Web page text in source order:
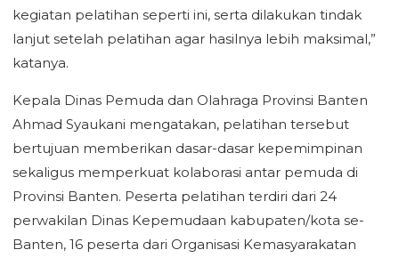
kegiatan pelatihan seperti ini, serta dilakukan tindak
lanjut setelah pelatihan agar hasilnya lebih maksimal,”
katanya.
Kepala Dinas Pemuda dan Olahraga Provinsi Banten
Ahmad Syaukani mengatakan, pelatihan tersebut
bertujuan memberikan dasar-dasar kepemimpinan
sekaligus memperkuat kolaborasi antar pemuda di
Provinsi Banten. Peserta pelatihan terdiri dari 24
perwakilan Dinas Kepemudaan kabupaten/kota se-
Banten, 16 peserta dari Organisasi Kemasyarakatan